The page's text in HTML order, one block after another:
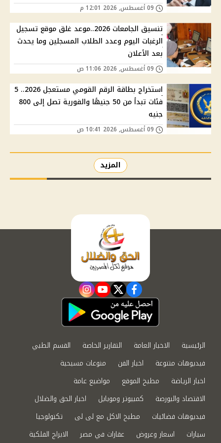
تنسيق الجامعات 2026..موعد غلق موقع تسجيل
الرغبات اليوم وعدد الطلاب المسجلين وما يحدث
بعد الأعلان
استخراج بطاقة الرقم القومي مستعجل 2026.. 5
فئات تبدأ من 50 جنيهًا والفورية تصل إلى 800
جنيه
المزيد
facebook
twitter
youtube
instagram
الرئيسية الاخبار العامة التقارير الخاصة
القسم الطبي
فيديوهات متنوعة
اخبار الفن
منوعات مسيحية
اخبار الرياضة
مطبخ الموقع
مواضيع عامة
الاقتصاد والبورصة
كمبيوتر وموبايل
اخبار الحق والضلال
فيديوهات فضائيات
مطبخ الاكل مع لى لى
تكنولوجيا
سيارات
اسعار وعروض عقارات في مصر الابراج الفلكية